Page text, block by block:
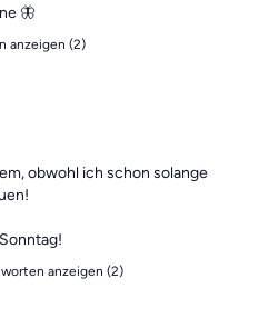
🦋
anzeigen (2)
obwohl ich schon solange
anzeigen (2)